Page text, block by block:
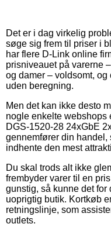
Det er i dag virkelig
søge sig frem til priser i
har flere D-Link online
prisniveauet på varerne
og damer – voldsomt,
uden beregning.
Men det kan ikke desto
nogle enkelte webshops
DGS-1520-28 24xGbE
gennemfører din handel,
indhente den mest
Du skal trods alt ikke
frembyder varer til en
gunstig, så kunne det
uoprigtig butik. Kortkøb
retningslinje, som
outlets.